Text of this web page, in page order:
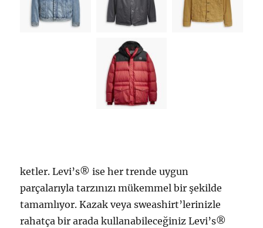
ketler. Levi’s® ise her trende uygun
parçalarıyla tarzınızı mükemmel bir şekilde
tamamlıyor. Kazak veya sweashirt’lerinizle
rahatça bir arada kullanabileceğiniz Levi’s®